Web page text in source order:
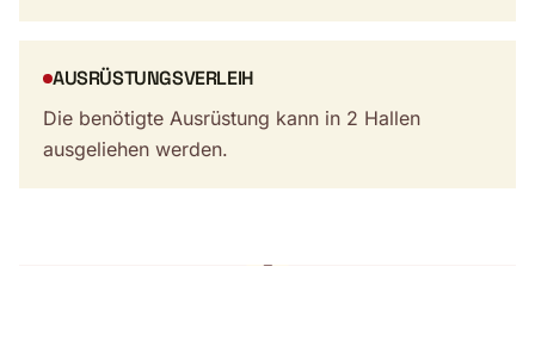
AUSRÜSTUNGSVERLEIH
Die benötigte Ausrüstung kann in 2 Hallen
ausgeliehen werden.